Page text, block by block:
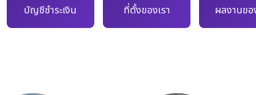
บัญชีชำระเงิน ที่ตั้งของเรา ผลงานขอ